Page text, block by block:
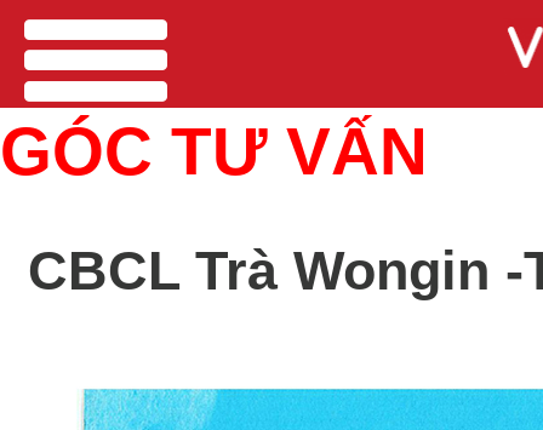
GÓC TƯ VẤN
CBCL Trà Wongin